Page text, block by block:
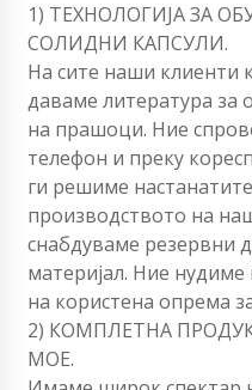
1) ТЕХНОЛОГИЈА ЗА
СОЛИДНИ КАПСУЛИ.
На сите наши клиенти
даваме литература за
на прашоци. Ние
телефон и преку
ги решиме
производството на
снабдуваме резервни
материјал. Ние
на користена опрема
2) КОМПЛЕТНА
МОЕ.